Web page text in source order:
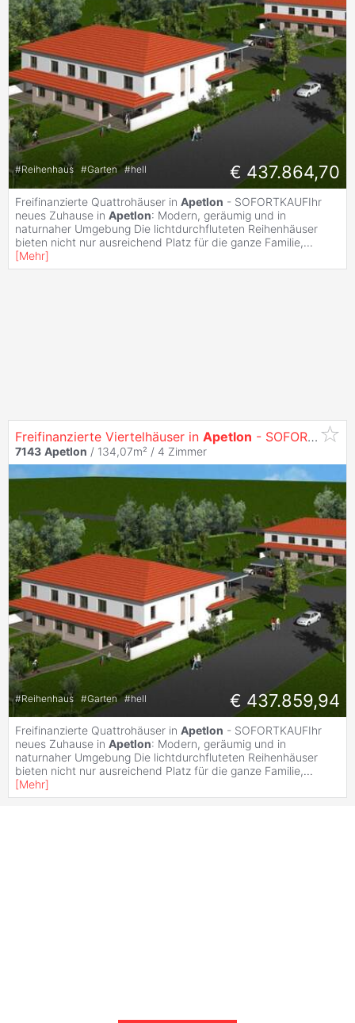
#Reihenhaus #Garten #hell € 437.864,70
Freifinanzierte Quattrohäuser in Apetlon - SOFORTKAUFIhr
neues Zuhause in Apetlon: Modern, geräumig und in
naturnaher Umgebung Die lichtdurchfluteten Reihenhäuser
bieten nicht nur ausreichend Platz für die ganze Familie,...
[Mehr]
Freifinanzierte Viertelhäuser in Apetlon - SOFORTKAUF
7143 Apetlon / 134,07m² / 4 Zimmer
#Reihenhaus #Garten #hell € 437.859,94
Freifinanzierte Quattrohäuser in Apetlon - SOFORTKAUFIhr
neues Zuhause in Apetlon: Modern, geräumig und in
naturnaher Umgebung Die lichtdurchfluteten Reihenhäuser
bieten nicht nur ausreichend Platz für die ganze Familie,...
[Mehr]